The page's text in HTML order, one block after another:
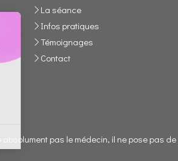
La séance
Infos pratiques
Témoignages
Contact
pas le médecin, il ne pose pas